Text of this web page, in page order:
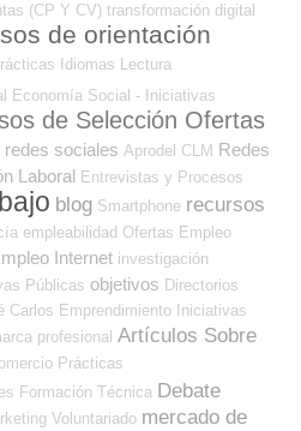
(CP Y CV) transformación digital
de orientación
Idiomas Lectura
Economía Social - Iniciativas
de Selección Ofertas
redes sociales Aprodel CLM Redes
Laboral Entrevistas y Procesos
blog Smartphone recursos
empleabilidad Ofertas Empleo
Internet investigación
Públicas objetivos Directorios
Carlos Emprendimiento Iniciativas
profesional Artículos Sobre
Prácticas
Formación Técnica Debate
Voluntariado mercado de